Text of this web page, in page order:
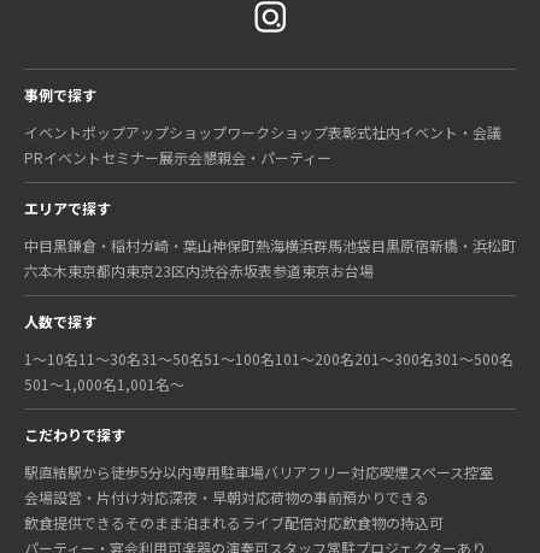
事例で探す
イベントポップアップショップワークショップ表彰式社内イベント・会議
PRイベントセミナー展示会懇親会・パーティー
エリアで探す
中目黒鎌倉・稲村ガ崎・葉山神保町熱海横浜群馬池袋目黒原宿新橋・浜松町
六本木東京都内東京23区内渋谷赤坂表参道東京お台場
人数で探す
1〜10名11〜30名31〜50名51〜100名101〜200名201〜300名301〜500名
501〜1,000名1,001名〜
こだわりで探す
駅直結駅から徒歩5分以内専用駐車場バリアフリー対応喫煙スペース控室
会場設営・片付け対応深夜・早朝対応荷物の事前預かりできる
飲食提供できるそのまま泊まれる ライブ配信対応飲食物の持込可
パーティー・宴会利用可楽器の演奏可スタッフ常駐プロジェクターあり